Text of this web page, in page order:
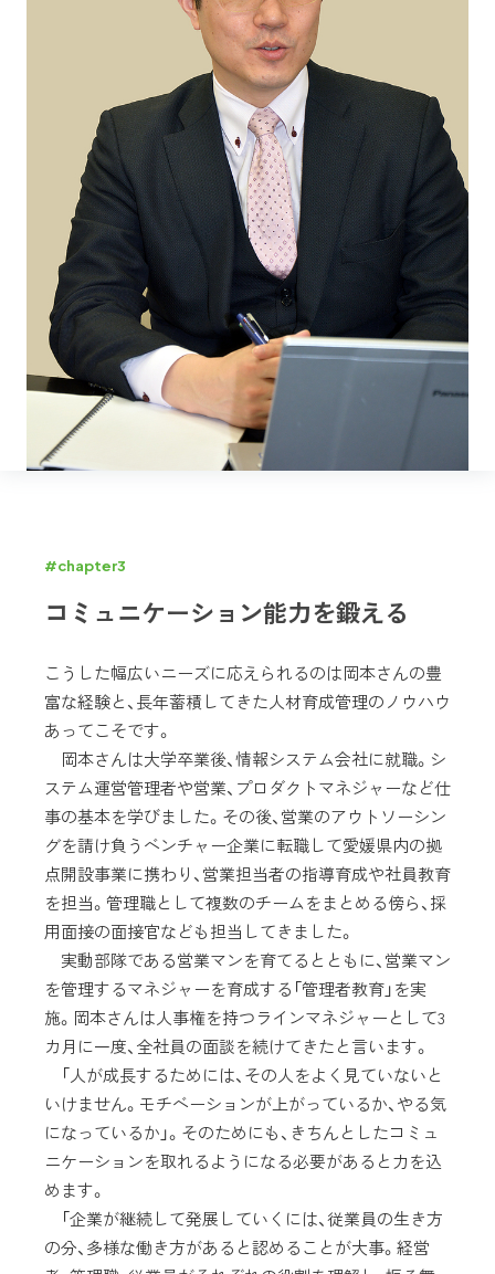
#chapter3
コミュニケーション能力を鍛える
こうした幅広いニーズに応えられるのは岡本さんの豊
富な経験と、長年蓄積してきた人材育成管理のノウハウ
あってこそです。
岡本さんは大学卒業後、情報システム会社に就職。シ
ステム運営管理者や営業、プロダクトマネジャーなど仕
事の基本を学びました。その後、営業のアウトソーシン
グを請け負うベンチャー企業に転職して愛媛県内の拠
点開設事業に携わり、営業担当者の指導育成や社員教育
を担当。管理職として複数のチームをまとめる傍ら、採
用面接の面接官なども担当してきました。
実動部隊である営業マンを育てるとともに、営業マン
を管理するマネジャーを育成する「管理者教育」を実
施。岡本さんは人事権を持つラインマネジャーとして3
カ月に一度、全社員の面談を続けてきたと言います。
「人が成長するためには、その人をよく見ていないと
いけません。モチベーションが上がっているか、やる気
になっているか」。そのためにも、きちんとしたコミュ
ニケーションを取れるようになる必要があると力を込
めます。
「企業が継続して発展していくには、従業員の生き方
の分、多様な働き方があると認めることが大事。経営